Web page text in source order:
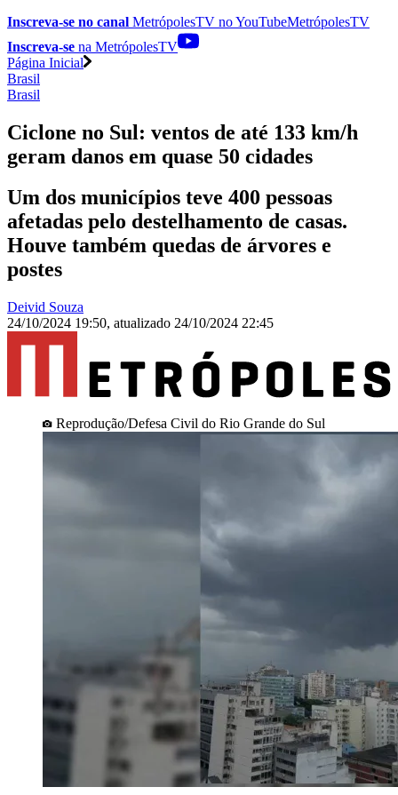
Inscreva-se no canal MetrópolesTV noYouTubeMetrópolesTV
Inscreva-se na MetrópolesTV
Página Inicial
Brasil
Brasil
Ciclone no Sul: ventos de até 133 km/h
geram danos em quase 50 cidades
Um dos municípios teve 400 pessoas
afetadas pelo destelhamento de casas.
Houve também quedas de árvores e
postes
Deivid Souza
24/10/2024 19:50, atualizado 24/10/2024 22:45
Reprodução/Defesa Civil do Rio Grande do Sul